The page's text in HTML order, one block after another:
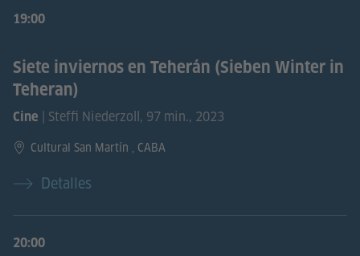
19:00
Siete inviernos en Teherán (Sieben Winter in
Teheran)
Cine | Steffi Niederzoll, 97 min., 2023
Cultural San Martín , CABA
Detalles
20:00